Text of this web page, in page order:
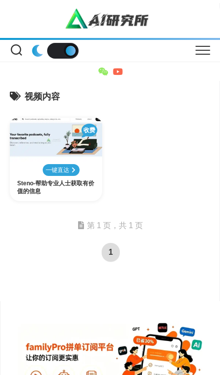
视频内容
收费
一键直达
Steno-帮助专业人士获取有价
值的信息
第 1 页，共 1 页
1